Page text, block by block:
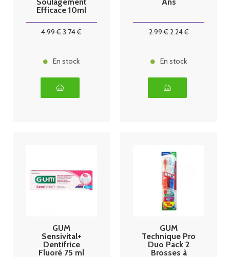
Efficace 10ml
4.99€3.74€
En stock
2.99€2.24€
En stock
GUM
Sensivital+
Dentifrice
Fluoré 75 ml
GUM
Technique Pro
Duo Pack 2
Brosses à